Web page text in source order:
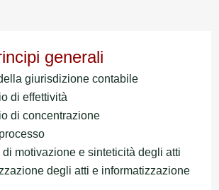
generali
giurisdizione contabile
di effettività
di concentrazione
motivazione e sinteticità degli atti
degli atti e informatizzazione